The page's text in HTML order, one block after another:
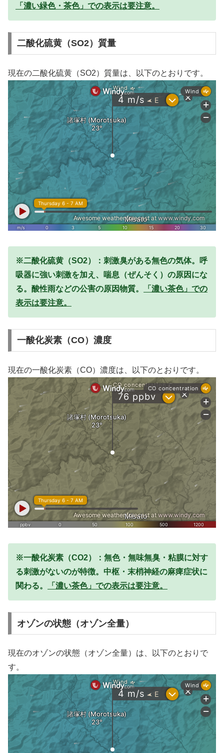
「濃い緑色・茶色」での表示は要注意。
二酸化硫黄（SO2）質量
現在の二酸化硫黄（SO2）質量は、以下のとおりです。
※二酸化硫黄（SO2）：刺激臭がある無色の気体。呼
吸器に強い刺激を加え、喘息（ぜんそく）の原因にな
る。酸性雨などの公害の原因物質。
「濃い茶色」での
表示は要注意。
一酸化炭素（CO）濃度
現在の一酸化炭素（CO）濃度は、以下のとおりです。
※一酸化炭素（CO2）：無色・無味無臭・粘膜に対す
る刺激がないのが特徴。中枢・末梢神経の麻痺症状に
関わる。
「濃い茶色」での表示は要注意。
オゾンの状態（オゾン全量）
現在のオゾンの状態（オゾン全量）は、以下のとおりで
す。